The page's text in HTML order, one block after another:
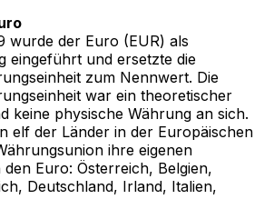
wurde der Euro (EUR) als
eingeführt und ersetzte die
zum Nennwert. Die
war ein theoretischer
keine physische Währung an sich.
elf der Länder in der Europäischen
ihre eigenen
Euro: Österreich, Belgien,
Deutschland, Irland, Italien,